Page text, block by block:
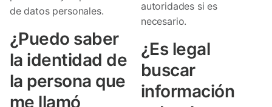
de datos personales.
¿Puedo saber
la identidad de
la persona que
me llamó
autoridades si es
necesario.
¿Es legal
buscar
información